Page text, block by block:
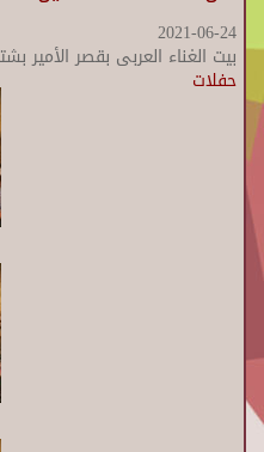
2021-06-24
بيت الغناء العربى بقصر الأمير
حفلات